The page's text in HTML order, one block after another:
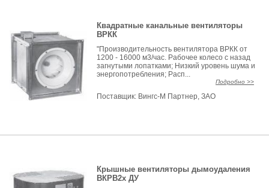
Квадратные канальные вентиляторы
ВРКК
"Производительность вентилятора ВРКК от
1200 - 16000 м3/час. Рабочее колесо с назад
загнутыми лопатками; Низкий уровень шума и
энергопотребления; Расп...
Подробно >>
Поставщик: Вингс-М Партнер, ЗАО
Крышные вентиляторы дымоудаления
ВКРВ2х ДУ